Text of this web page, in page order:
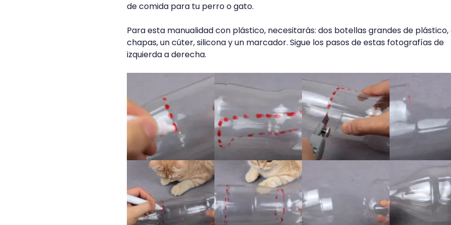
de comida para tu perro o gato.
Para esta manualidad con plástico, necesitarás: dos botellas grandes de plástico,
chapas, un cúter, silicona y un marcador. Sigue los pasos de estas fotografías de
izquierda a derecha.